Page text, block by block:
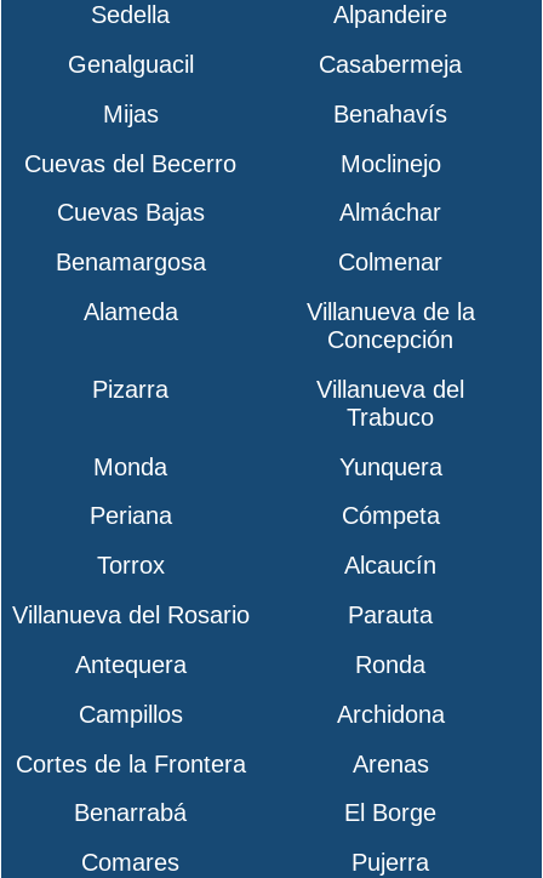
Sedella
Alpandeire
Genalguacil
Casabermeja
Mijas
Benahavís
Cuevas del Becerro
Moclinejo
Cuevas Bajas
Almáchar
Benamargosa
Colmenar
Alameda
Villanueva de la
Concepción
Pizarra
Villanueva del
Trabuco
Monda
Yunquera
Periana
Cómpeta
Torrox
Alcaucín
Villanueva del Rosario
Parauta
Antequera
Ronda
Campillos
Archidona
Cortes de la Frontera
Arenas
Benarrabá
El Borge
Comares
Pujerra